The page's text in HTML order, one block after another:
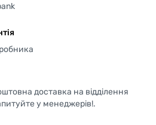
доставка на відділення
у менеджерів!.